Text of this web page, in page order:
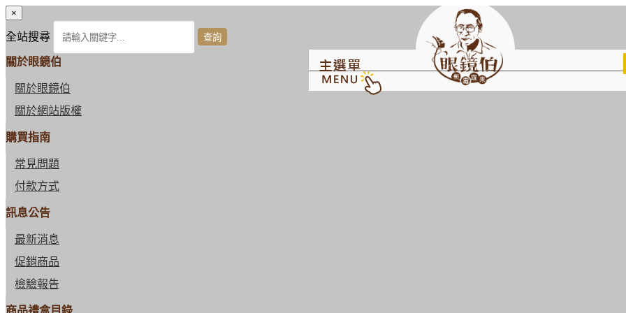
×
全站搜尋
關於眼鏡伯
關於眼鏡伯
關於網站版權
購買指南
常見問題
付款方式
訊息公告
最新消息
促銷商品
檢驗報告
商品禮盒目錄